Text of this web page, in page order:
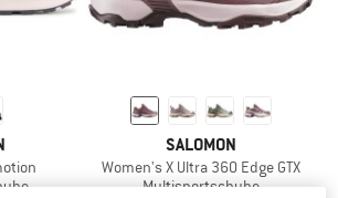
SALOMON
Women's X Ultra 360 Edge GTX
Multisportschuhe